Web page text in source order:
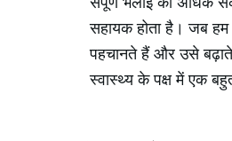
सहायक होता है। जब
पहचानते हैं और उसे
स्वास्थ्य के पक्ष में एक